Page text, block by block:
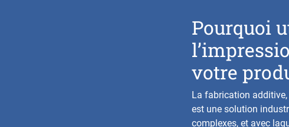
Pourquoi
votre
La fabrication additive,
est une solution
complexes, et avec